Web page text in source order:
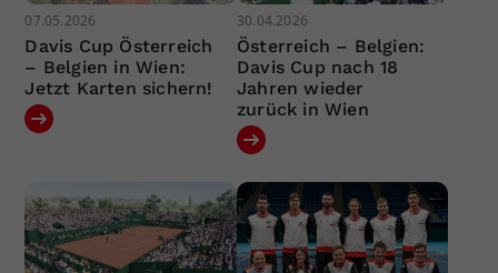
07.05.2026
Davis Cup Österreich
– Belgien in Wien:
Jetzt Karten sichern!
30.04.2026
Österreich – Belgien:
Davis Cup nach 18
Jahren wieder
zurück in Wien